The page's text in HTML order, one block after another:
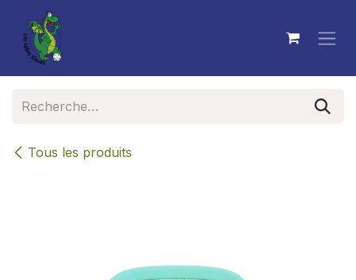
Se rendre au contenu
Tous les produits